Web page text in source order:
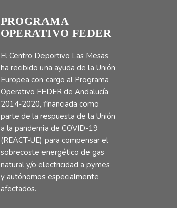
PROGRAMA
OPERATIVO FEDER
El Centro Deportivo Las Mesas
ha recibido una ayuda de la Unión
Europea con cargo al Programa
Operativo FEDER de Andalucía
2014-2020, financiada como
parte de la respuesta de la Unión
a la pandemia de COVID-19
(REACT-UE) para compensar el
sobrecoste energético de gas
natural y/o electricidad a pymes
y autónomos especialmente
afectados.